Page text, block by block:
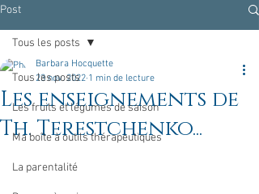
Post
Tous les posts
Les fruits et légumes de saison
Ma boîte à outils thérapeutiques
La parentalité
Tous les posts
Les enseignements de
Th. Terestchenko...
Barbara Hocquette
23 nov. 2022 1 min de lecture